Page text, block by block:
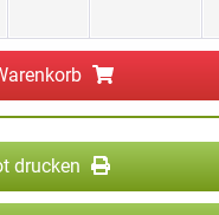
drucken